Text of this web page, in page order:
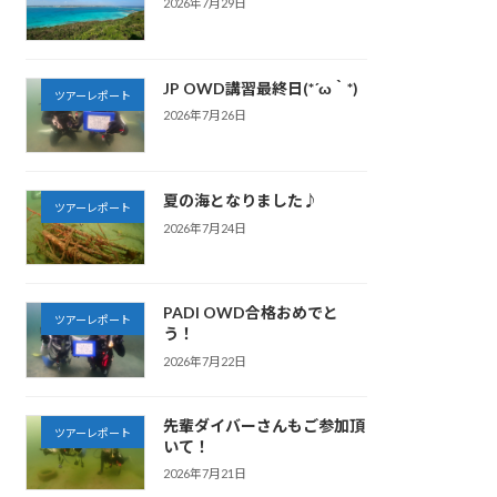
ツアーレポート JP OWD講習最終日(*´ω｀*)
2026年7月26日
ツアーレポート 夏の海となりました♪
2026年7月24日
ツアーレポート
PADI OWD合格おめでと
う！
2026年7月22日
ツアーレポート
先輩ダイバーさんもご参加頂
いて！
2026年7月21日